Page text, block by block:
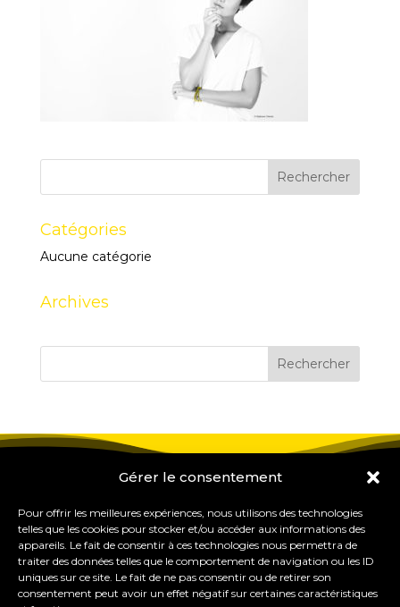
Gérer le consentement
Pour offrir les meilleures expériences, nous utilisons des technologies
telles que les cookies pour stocker et/ou accéder aux informations des
appareils. Le fait de consentir à ces technologies nous permettra de
traiter des données telles que le comportement de navigation ou les ID
uniques sur ce site. Le fait de ne pas consentir ou de retirer son
consentement peut avoir un effet négatif sur certaines caractéristiques
Catégories
Aucune catégorie
Archives